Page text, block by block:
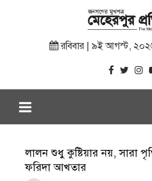
রবিবার | ৯ই আগস্ট, ২০২৬
লালন শুধু কুষ্টিয়ার নয়, সারা
ফরিদা আখতার